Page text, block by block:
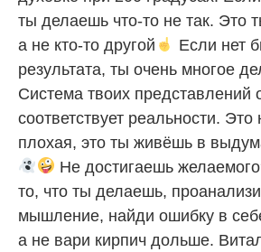
ты делаешь что-то не так. Это
а не кто-то другой
Если нет
результата, ты очень многое
Система твоих представлений
соответствует реальности. Это
плохая, это ты живёшь в
Не достигаешь
то, что ты делаешь,
мышление, найди ошибку в
а не вари кирпич дольше.